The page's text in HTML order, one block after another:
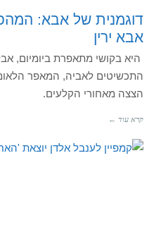
דוגמנית של אבא:
אבא ירין
היא בקושי מתאפרת ביומיום,
התכשיטים לאביה, המאפר
הצצה מאחורי הקלעים.
קרא עוד ←